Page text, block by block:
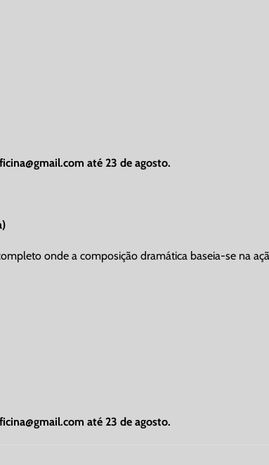
até 23 de agosto.
onde a composição dramática baseia-se na
até 23 de agosto.